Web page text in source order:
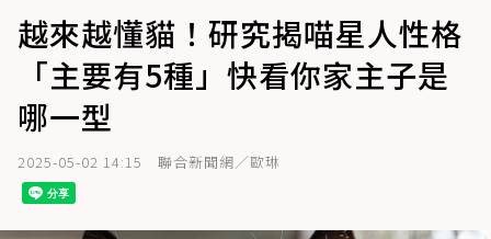
越來越懂貓！研究揭喵星人性格
「主要有5種」快看你家主子是
哪一型
2025-05-02 14:15 聯合新聞網／歐琳